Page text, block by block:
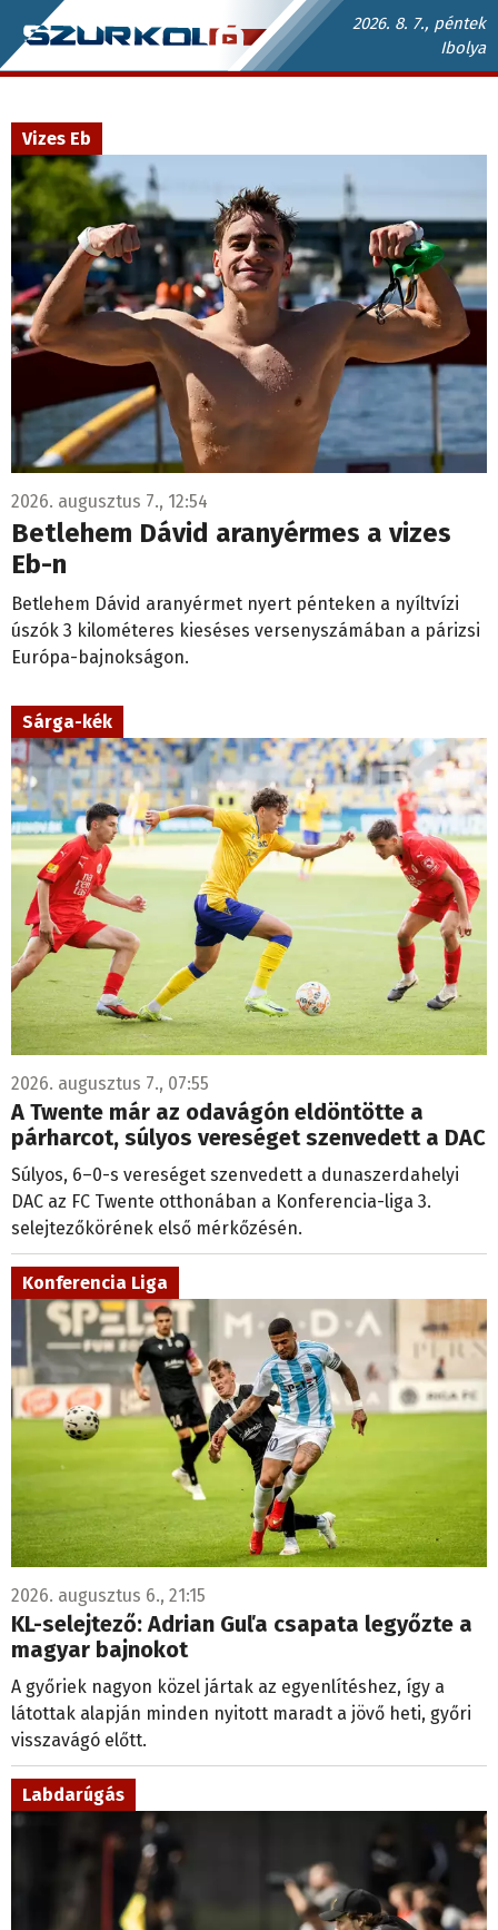
Ugrás
a
2026. 8. 7., péntek
Ibolya
Szurkoló.sk
navigáció
Vizes Eb
2026. augusztus 7., 12:54
Betlehem Dávid aranyérmes a vizes
Eb-n
Betlehem Dávid aranyérmet nyert pénteken a nyíltvízi
úszók 3 kilométeres kieséses versenyszámában a párizsi
Európa-bajnokságon.
Sárga-kék
2026. augusztus 7., 07:55
A Twente már az odavágón eldöntötte a
párharcot, súlyos vereséget szenvedett a DAC
Súlyos, 6–0-s vereséget szenvedett a dunaszerdahelyi
DAC az FC Twente otthonában a Konferencia-liga 3.
selejtezőkörének első mérkőzésén.
Konferencia Liga
2026. augusztus 6., 21:15
KL-selejtező: Adrian Guľa csapata legyőzte a
magyar bajnokot
A győriek nagyon közel jártak az egyenlítéshez, így a
látottak alapján minden nyitott maradt a jövő heti, győri
visszavágó előtt.
Labdarúgás